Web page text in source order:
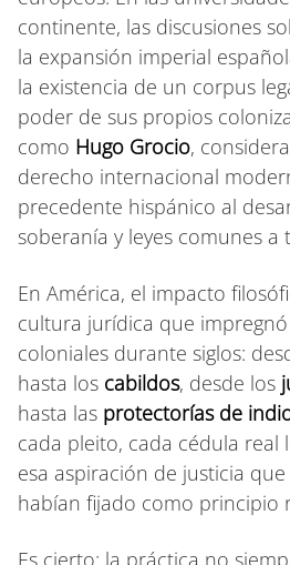
continente, las discusiones
la expansión imperial
la existencia de un corpus
poder de sus propios
como Hugo Grocio,
derecho internacional
precedente hispánico al
soberanía y leyes comunes a
En América, el impacto
cultura jurídica que
coloniales durante siglos:
hasta los cabildos, desde los
hasta las protectorías de
cada pleito, cada cédula real
esa aspiración de justicia que
habían fijado como principio
Es cierto: la práctica no